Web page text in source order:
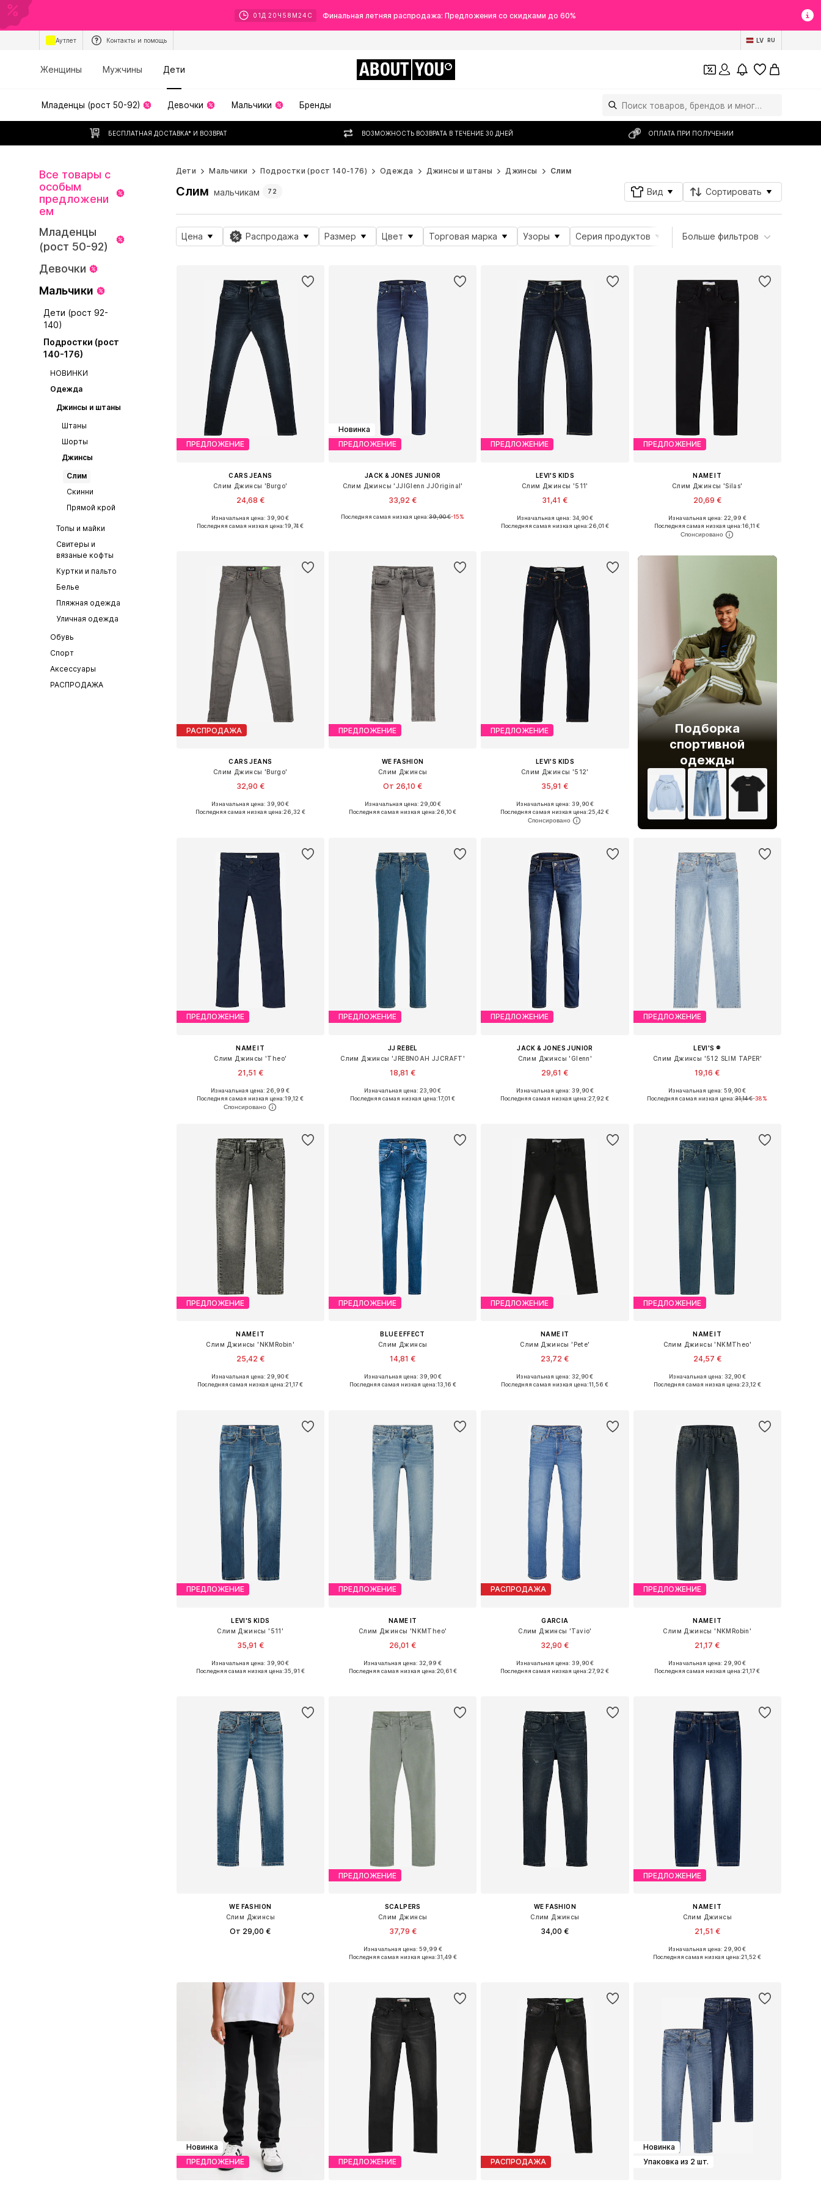
01 Д 20 Ч 58 М 22 С Финальная летняя распродажа: Предложения со скидками до 60%
Аутлет Контакты и помощь LV RU
Женщины Мужчины Дети ABOUT YOU
Младенцы (рост 50-92) Девочки Мальчики Бренды
БЕСПЛАТНАЯ ДОСТАВКА* И ВОЗВРАТ ВОЗМОЖНОСТЬ ВОЗВРАТА В ТЕЧЕНИЕ 30 ДНЕЙ ОПЛАТА ПРИ ПОЛУЧЕНИИ
Все товары с
особым
предложени
ем
Младенцы
(рост 50-92)
Девочки
Мальчики
Дети (рост 92-
140)
Подростки (рост
140-176)
НОВИНКИ
Одежда
Джинсы и штаны
Штаны
Шорты
Джинсы
Слим
Скинни
Прямой крой
Топы и майки
Свитеры и
вязаные кофты
Куртки и пальто
Белье
Пляжная одежда
Уличная одежда
Обувь
Спорт
Аксессуары
РАСПРОДАЖА
Дети Мальчики Подростки (рост 140-176) Одежда Джинсы и штаны Джинсы Слим
Слим мальчикам 72 Вид Сортировать
Цена Распродажа Размер Цвет Торговая марка Узоры Серия продуктов Материал Подробности
Больше фильтров
ПРЕДЛОЖЕНИЕ
CARS JEANS
Слим Джинсы 'Burgo'
24,68 €
Доступно множество размеров
Изначальная цена: 39,90 €
Последняя самая низкая цена:19,74 €
Новинка
ПРЕДЛОЖЕНИЕ
JACK & JONES JUNIOR
Слим Джинсы 'JJIGlenn JJOriginal'
33,92 €
Доступно множество размеров
Последняя самая низкая цена:39,90 €-15%
ПРЕДЛОЖЕНИЕ
LEVI'S KIDS
Слим Джинсы '511'
31,41 €
Доступно множество размеров
Изначальная цена: 34,90 €
Последняя самая низкая цена:26,01 €
ПРЕДЛОЖЕНИЕ
NAME IT
Слим Джинсы 'Silas'
20,69 €
+3
Доступно множество размеров
Добавить в корзину
Изначальная цена: 22,99 €
Последняя самая низкая цена:16,11 €
РАСПРОДАЖА
CARS JEANS
Слим Джинсы 'Burgo'
32,90 €
Доступно множество размеров
Изначальная цена: 39,90 €
Последняя самая низкая цена:26,32 €
ПРЕДЛОЖЕНИЕ
WE FASHION
Слим Джинсы
От 26,10 €
Доступно множество размеров
Изначальная цена: 29,00 €
Последняя самая низкая цена:26,10 €
ПРЕДЛОЖЕНИЕ
LEVI'S KIDS
Слим Джинсы '512'
35,91 €
Доступно множество размеров
Добавить в корзину
Изначальная цена: 39,90 €
Последняя самая низкая цена:25,42 €
Подборка
спортивной
одежды
ПРЕДЛОЖЕНИЕ
NAME IT
Слим Джинсы 'Theo'
21,51 €
Доступно множество размеров
Добавить в корзину
Изначальная цена: 26,99 €
Последняя самая низкая цена:19,12 €
ПРЕДЛОЖЕНИЕ
JJ REBEL
Слим Джинсы 'JREBNOAH JJCRAFT'
18,81 €
Доступно множество размеров
Изначальная цена: 23,90 €
Последняя самая низкая цена:17,01 €
ПРЕДЛОЖЕНИЕ
JACK & JONES JUNIOR
Слим Джинсы 'Glenn'
29,61 €
Доступно множество размеров
Изначальная цена: 39,90 €
Последняя самая низкая цена:27,92 €
ПРЕДЛОЖЕНИЕ
LEVI'S ®
Слим Джинсы '512 SLIM TAPER'
19,16 €
Изначальная цена: 59,90 €
Последняя самая низкая цена:31,14 €-38%
ПРЕДЛОЖЕНИЕ
NAME IT
Слим Джинсы 'NKMRobin'
25,42 €
+2
Доступно множество размеров
Изначальная цена: 29,90 €
Последняя самая низкая цена:21,17 €
ПРЕДЛОЖЕНИЕ
BLUE EFFECT
Слим Джинсы
14,81 €
Доступные размеры: 152, 164, 170, 176
Изначальная цена: 39,90 €
Последняя самая низкая цена:13,16 €
ПРЕДЛОЖЕНИЕ
NAME IT
Слим Джинсы 'Pete'
23,72 €
Доступно множество размеров
Изначальная цена: 32,90 €
Последняя самая низкая цена:11,56 €
ПРЕДЛОЖЕНИЕ
NAME IT
Слим Джинсы 'NKMTheo'
24,57 €
+1
Доступно множество размеров
Изначальная цена: 32,90 €
Последняя самая низкая цена:23,12 €
ПРЕДЛОЖЕНИЕ
LEVI'S KIDS
Слим Джинсы '511'
35,91 €
Доступно множество размеров
Изначальная цена: 39,90 €
Последняя самая низкая цена:35,91 €
ПРЕДЛОЖЕНИЕ
NAME IT
Слим Джинсы 'NKMTheo'
26,01 €
Доступно множество размеров
Изначальная цена: 32,99 €
Последняя самая низкая цена:20,61 €
РАСПРОДАЖА
GARCIA
Слим Джинсы 'Tavio'
32,90 €
Доступно множество размеров
Изначальная цена: 39,90 €
Последняя самая низкая цена:27,92 €
ПРЕДЛОЖЕНИЕ
NAME IT
Слим Джинсы 'NKMRobin'
21,17 €
+2
Доступно множество размеров
Изначальная цена: 29,90 €
Последняя самая низкая цена:21,17 €
WE FASHION
Слим Джинсы
От 29,00 €
ПРЕДЛОЖЕНИЕ
SCALPERS
Слим Джинсы
37,79 €
Доступно множество размеров
Изначальная цена: 59,99 €
Последняя самая низкая цена:31,49 €
WE FASHION
Слим Джинсы
34,00 €
ПРЕДЛОЖЕНИЕ
NAME IT
Слим Джинсы
21,51 €
+2
Доступно множество размеров
Изначальная цена: 29,90 €
Последняя самая низкая цена:21,52 €
Новинка
ПРЕДЛОЖЕНИЕ
ПРЕДЛОЖЕНИЕ РАСПРОДАЖА
Новинка
Упаковка из 2 шт.